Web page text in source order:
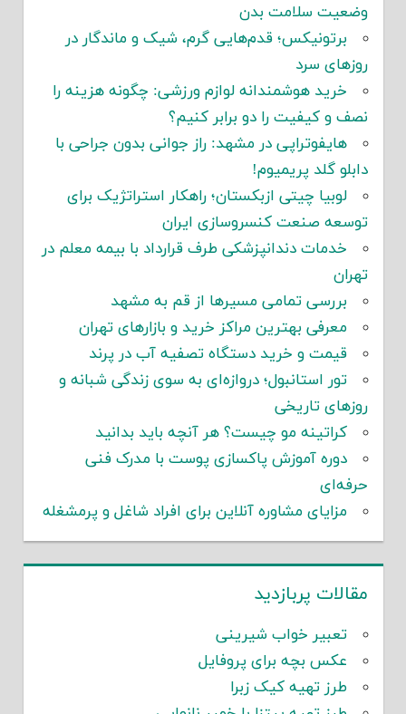
وضعیت سلامت بدن
برتونیکس؛ قدم‌هایی گرم، شیک و ماندگار در
روزهای سرد
خرید هوشمندانه لوازم ورزشی: چگونه هزینه را
نصف و کیفیت را دو برابر کنیم؟
هایفوتراپی در مشهد: راز جوانی بدون جراحی با
دابلو گلد پریمیوم!
لوبیا چیتی ازبکستان؛ راهکار استراتژیک برای
توسعه صنعت کنسروسازی ایران
خدمات دندانپزشکی طرف قرارداد با بیمه معلم در
تهران
بررسی تمامی مسیرها از قم به مشهد
معرفی بهترین مراکز خرید و بازارهای تهران
قیمت و خرید دستگاه تصفیه آب در پرند
تور استانبول؛ دروازه‌ای به سوی زندگی شبانه و
روزهای تاریخی
کراتینه مو چیست؟ هر آنچه باید بدانید
دوره آموزش پاکسازی پوست با مدرک فنی
حرفه‌ای
مزایای مشاوره آنلاین برای افراد شاغل و پرمشغله
مقالات پربازدید
تعبیر خواب شیرینی
عکس بچه برای پروفایل
طرز تهیه کیک زبرا